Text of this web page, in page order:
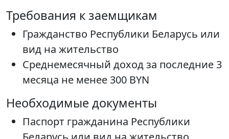
Требования к заемщикам
Гражданство Республики Беларусь или
вид на жительство
Среднемесячный доход за последние 3
месяца не менее 300 BYN
Необходимые документы
Паспорт гражданина Республики